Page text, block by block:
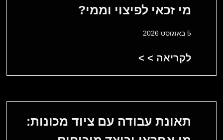
מי זכאי לפיצוי וממי?
5 באוגוסט 2026
לקריאה > >
תאונת עבודה עם ציוד מכונות: